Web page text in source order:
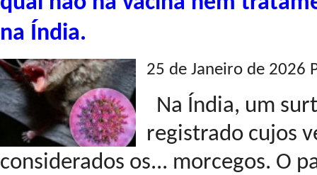
na Índia.
25 de Janeiro de 2026
Na Índia, um
registrado cujos
considerados os... morcegos. O